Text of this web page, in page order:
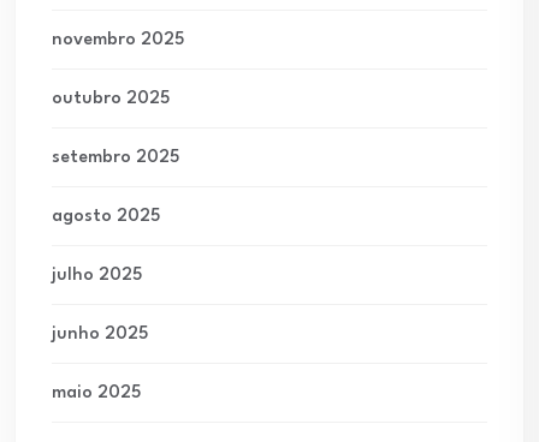
novembro 2025
outubro 2025
setembro 2025
agosto 2025
julho 2025
junho 2025
maio 2025